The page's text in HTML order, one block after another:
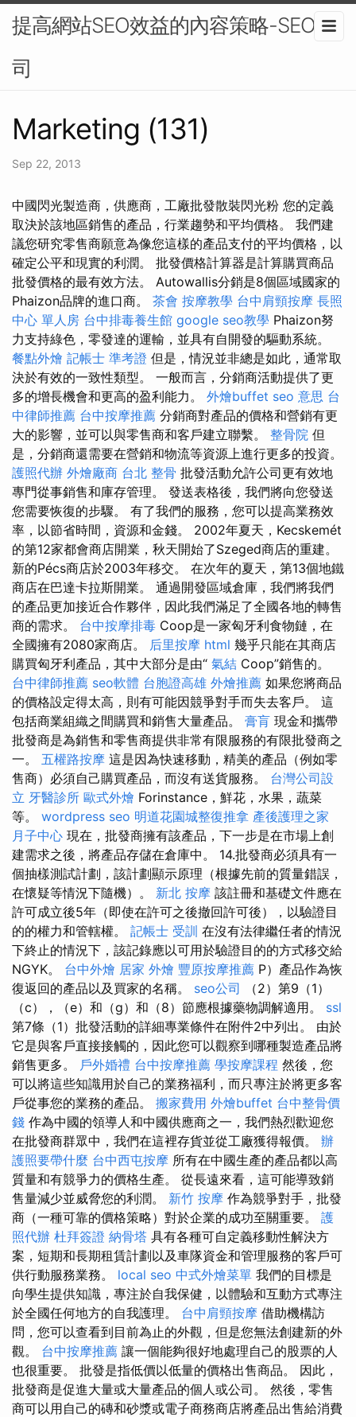
提高網站SEO效益的內容策略-SEO公
司
Marketing (131)
Sep 22, 2013
中國閃光製造商，供應商，工廠批發散裝閃光粉 您的定義
取決於該地區銷售的產品，行業趨勢和平均價格。 我們建
議您研究零售商願意為像您這樣的產品支付的平均價格，以
確定公平和現實的利潤。 批發價格計算器是計算購買商品
批發價格的最有效方法。 Autowallis分銷是8個區域國家的
Phaizon品牌的進口商。 茶會 按摩教學 台中肩頸按摩 長照
中心 單人房 台中排毒養生館 google seo教學 Phaizon努
力支持綠色，零發達的運輸，並具有自開發的驅動系統。
餐點外燴 記帳士 準考證 但是，情況並非總是如此，通常取
決於有效的一致性類型。 一般而言，分銷商活動提供了更
多的增長機會和更高的盈利能力。 外燴buffet seo 意思 台
中律師推薦 台中按摩推薦 分銷商對產品的價格和營銷有更
大的影響，並可以與零售商和客戶建立聯繫。 整骨院 但
是，分銷商還需要在營銷和物流等資源上進行更多的投資。
護照代辦 外燴廠商 台北 整骨 批發活動允許公司更有效地
專門從事銷售和庫存管理。 發送表格後，我們將向您發送
您需要恢復的步驟。 有了我們的服務，您可以提高業務效
率，以節省時間，資源和金錢。 2002年夏天，Kecskemét
的第12家都會商店開業，秋天開始了Szeged商店的重建。
新的Pécs商店於2003年移交。 在次年的夏天，第13個地鐵
商店在巴達卡拉斯開業。 通過開發區域倉庫，我們將我們
的產品更加接近合作夥伴，因此我們滿足了全國各地的轉售
商的需求。 台中按摩排毒 Coop是一家匈牙利食物鏈，在
全國擁有2080家商店。 后里按摩 html 幾乎只能在其商店
購買匈牙利產品，其中大部分是由“ 氣結 Coop”銷售的。
台中律師推薦 seo軟體 台胞證高雄 外燴推薦 如果您將商品
的價格設定得太高，則有可能因競爭對手而失去客戶。 這
包括商業組織之間購買和銷售大量產品。 膏肓 現金和攜帶
批發商是為銷售和零售商提供非常有限服務的有限批發商之
一。 五權路按摩 這是因為快速移動，精美的產品（例如零
售商）必須自己購買產品，而沒有送貨服務。 台灣公司設
立 牙醫診所 歐式外燴 Forinstance，鮮花，水果，蔬菜
等。 wordpress seo 明道花園城整復推拿 產後護理之家
月子中心 現在，批發商擁有該產品，下一步是在市場上創
建需求之後，將產品存儲在倉庫中。 14.批發商必須具有一
個抽樣測試計劃，該計劃顯示原理（根據先前的質量錯誤，
在懷疑等情況下隨機）。 新北 按摩 該註冊和基礎文件應在
許可成立後5年（即使在許可之後撤回許可後），以驗證目
的的權力和管轄權。 記帳士 受訓 在沒有法律繼任者的情況
下終止的情況下，該記錄應以可用於驗證目的的方式移交給
NGYK。 台中外燴 居家 外燴 豐原按摩推薦 P）產品作為恢
復返回的產品以及買家的名稱。 seo公司 （2）第9（1）
（c），（e）和（g）和（8）節應根據藥物調解適用。 ssl
第7條（1）批發活動的詳細專業條件在附件2中列出。 由於
它是與客戶直接接觸的，因此您可以觀察到哪種製造產品將
銷售更多。 戶外婚禮 台中按摩推薦 學按摩課程 然後，您
可以將這些知識用於自己的業務福利，而只專注於將更多客
戶從事您的業務的產品。 搬家費用 外燴buffet 台中整骨價
錢 作為中國的領導人和中國供應商之一，我們熱烈歡迎您
在批發商群眾中，我們在這裡存貨並從工廠獲得報價。 辦
護照要帶什麼 台中西屯按摩 所有在中國生產的產品都以高
質量和有競爭力的價格生產。 從長遠來看，這可能導致銷
售量減少並威脅您的利潤。 新竹 按摩 作為競爭對手，批發
商（一種可靠的價格策略）對於企業的成功至關重要。 護
照代辦 杜拜簽證 納骨塔 具有各種可自定義移動性解決方
案，短期和長期租賃計劃以及車隊資金和管理服務的客戶可
供行動服務業務。 local seo 中式外燴菜單 我們的目標是
向學生提供知識，專注於自我保健，以體驗和互動方式專注
於全國任何地方的自我護理。 台中肩頸按摩 借助機構訪
問，您可以查看到目前為止的外觀，但是您無法創建新的外
觀。 台中按摩推薦 讓一個能夠很好地處理自己的股票的人
也很重要。 批發是指低價以低量的價格出售商品。 因此，
批發商是促進大量或大量產品的個人或公司。 然後，零售
商可以用自己的磚和砂漿或電子商務商店將產品出售給消費